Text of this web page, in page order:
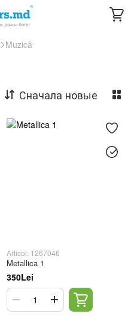
Muzică
Сначала новые
Articol: 1267046
Metallica 1
350Lei